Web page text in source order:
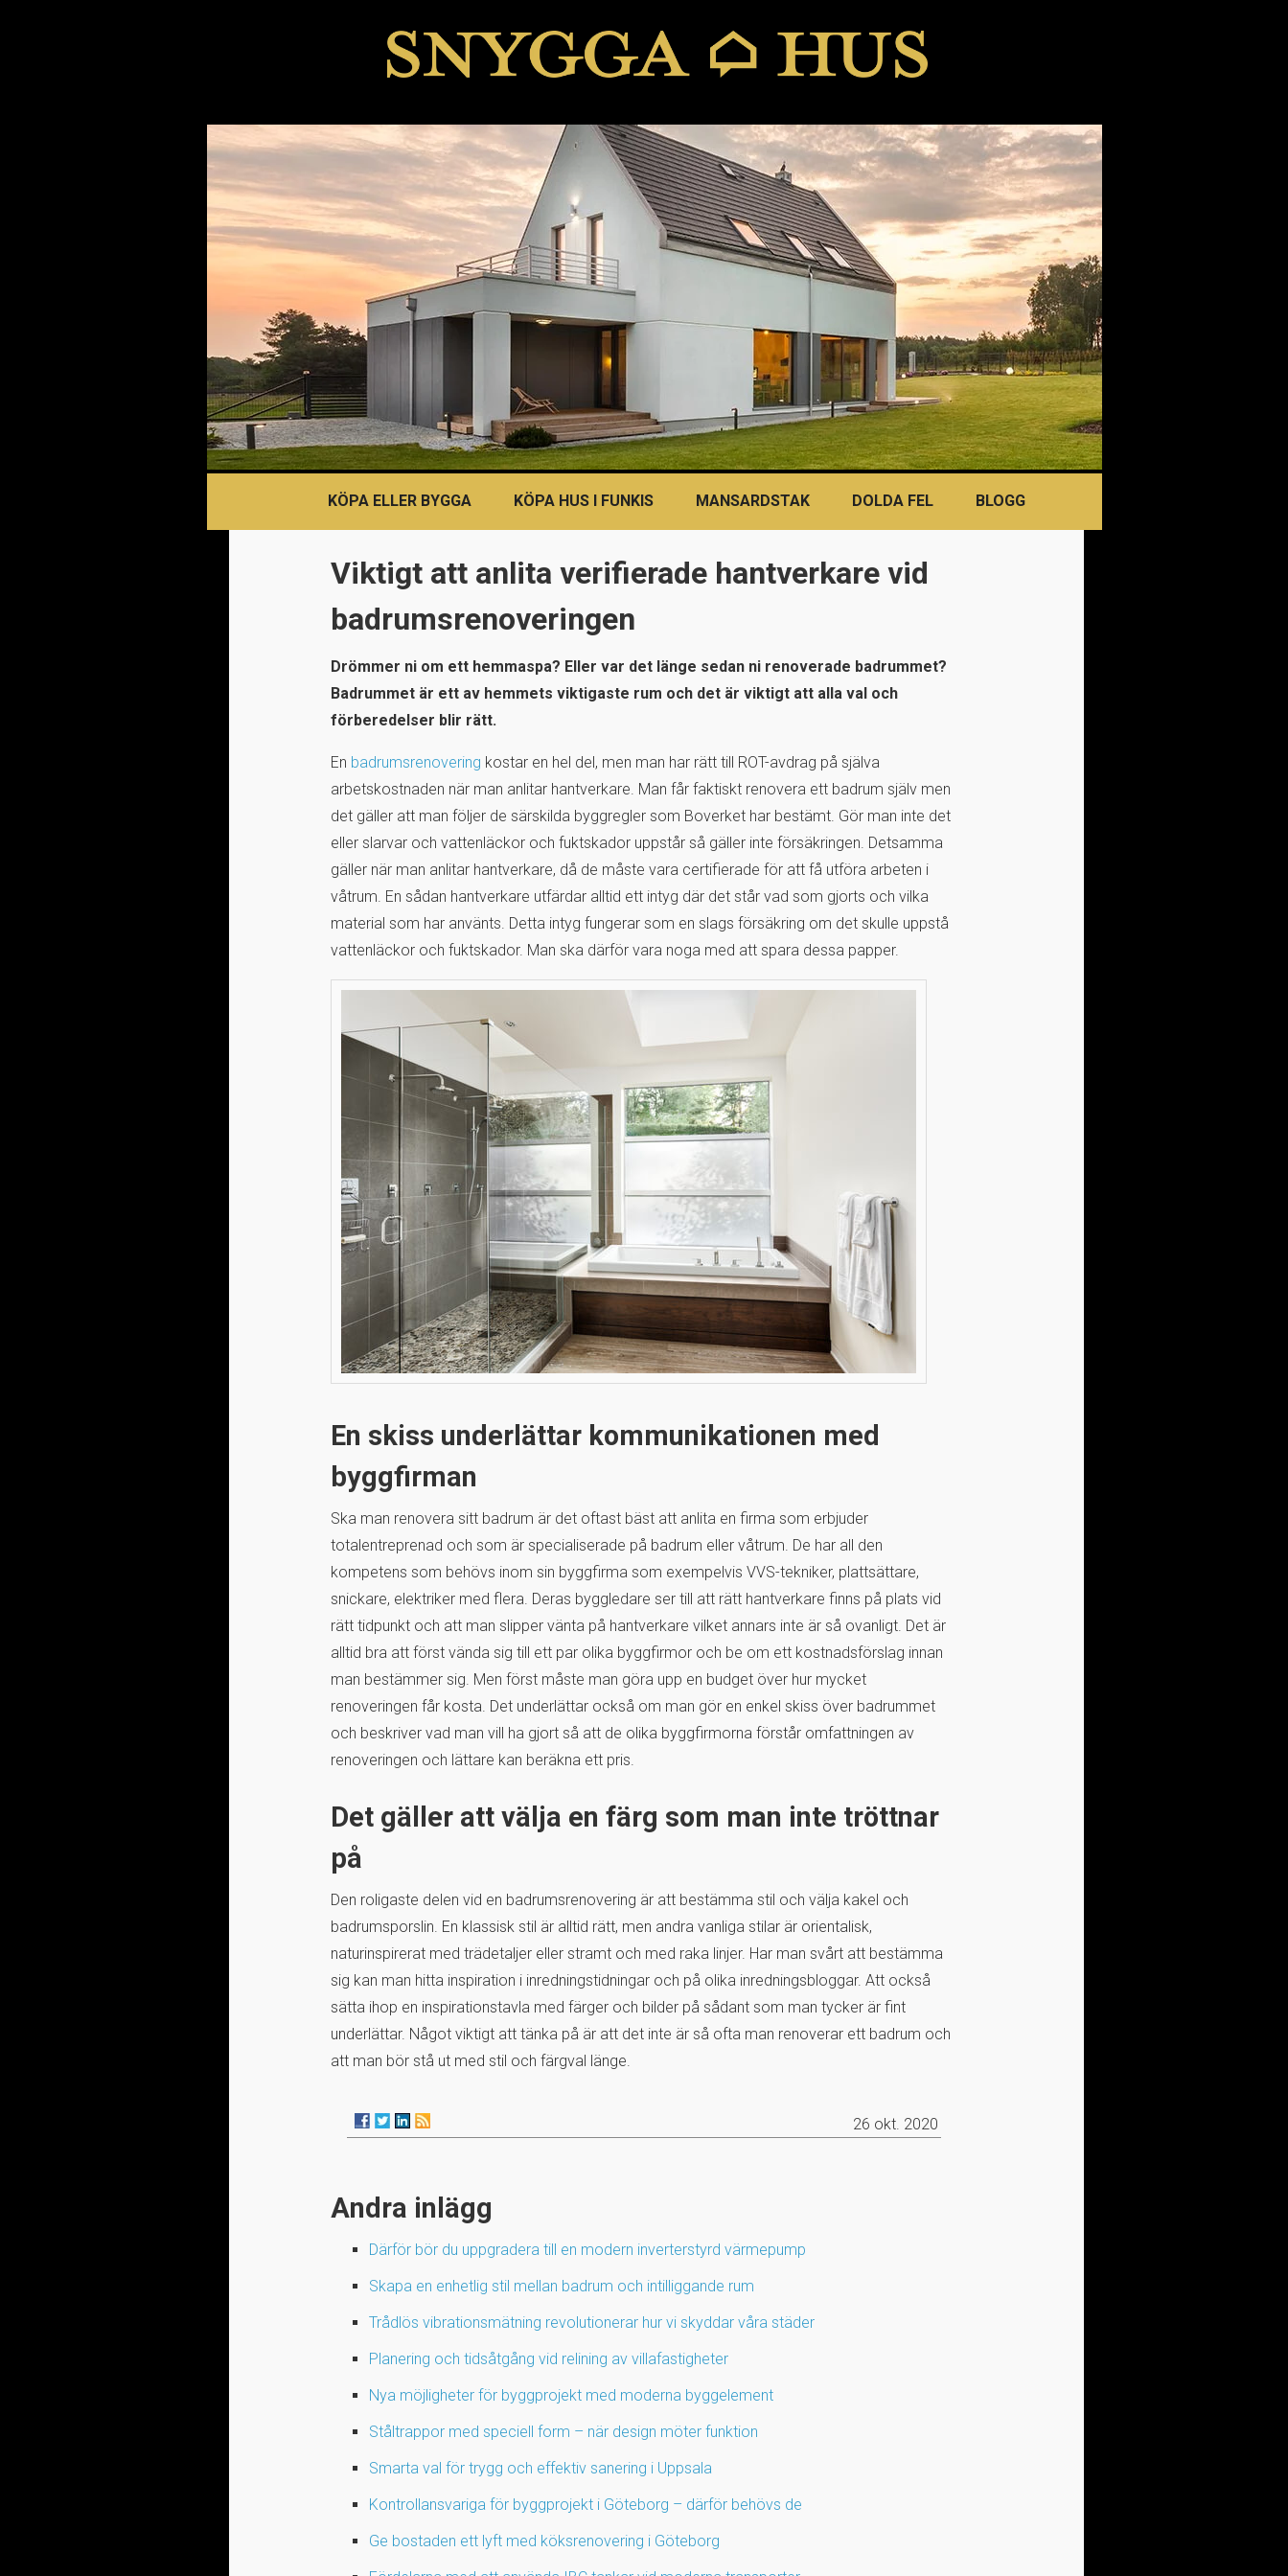
KÖPA ELLER BYGGA KÖPA HUS I FUNKIS MANSARDSTAK DOLDA FEL BLOGG
Viktigt att anlita verifierade hantverkare vid
badrumsrenoveringen
Drömmer ni om ett hemmaspa? Eller var det länge sedan ni renoverade badrummet?
Badrummet är ett av hemmets viktigaste rum och det är viktigt att alla val och
förberedelser blir rätt.
En badrumsrenovering kostar en hel del, men man har rätt till ROT-avdrag på själva
arbetskostnaden när man anlitar hantverkare. Man får faktiskt renovera ett badrum själv men
det gäller att man följer de särskilda byggregler som Boverket har bestämt. Gör man inte det
eller slarvar och vattenläckor och fuktskador uppstår så gäller inte försäkringen. Detsamma
gäller när man anlitar hantverkare, då de måste vara certifierade för att få utföra arbeten i
våtrum. En sådan hantverkare utfärdar alltid ett intyg där det står vad som gjorts och vilka
material som har använts. Detta intyg fungerar som en slags försäkring om det skulle uppstå
vattenläckor och fuktskador. Man ska därför vara noga med att spara dessa papper.
En skiss underlättar kommunikationen med
byggfirman
Ska man renovera sitt badrum är det oftast bäst att anlita en firma som erbjuder
totalentreprenad och som är specialiserade på badrum eller våtrum. De har all den
kompetens som behövs inom sin byggfirma som exempelvis VVS-tekniker, plattsättare,
snickare, elektriker med flera. Deras byggledare ser till att rätt hantverkare finns på plats vid
rätt tidpunkt och att man slipper vänta på hantverkare vilket annars inte är så ovanligt. Det är
alltid bra att först vända sig till ett par olika byggfirmor och be om ett kostnadsförslag innan
man bestämmer sig. Men först måste man göra upp en budget över hur mycket
renoveringen får kosta. Det underlättar också om man gör en enkel skiss över badrummet
och beskriver vad man vill ha gjort så att de olika byggfirmorna förstår omfattningen av
renoveringen och lättare kan beräkna ett pris.
Det gäller att välja en färg som man inte tröttnar
på
Den roligaste delen vid en badrumsrenovering är att bestämma stil och välja kakel och
badrumsporslin. En klassisk stil är alltid rätt, men andra vanliga stilar är orientalisk,
naturinspirerat med trädetaljer eller stramt och med raka linjer. Har man svårt att bestämma
sig kan man hitta inspiration i inredningstidningar och på olika inredningsbloggar. Att också
sätta ihop en inspirationstavla med färger och bilder på sådant som man tycker är fint
underlättar. Något viktigt att tänka på är att det inte är så ofta man renoverar ett badrum och
att man bör stå ut med stil och färgval länge.
26 okt. 2020
Andra inlägg
Därför bör du uppgradera till en modern inverterstyrd värmepump
Skapa en enhetlig stil mellan badrum och intilliggande rum
Trådlös vibrationsmätning revolutionerar hur vi skyddar våra städer
Planering och tidsåtgång vid relining av villafastigheter
Nya möjligheter för byggprojekt med moderna byggelement
Ståltrappor med speciell form – när design möter funktion
Smarta val för trygg och effektiv sanering i Uppsala
Kontrollansvariga för byggprojekt i Göteborg – därför behövs de
Ge bostaden ett lyft med köksrenovering i Göteborg